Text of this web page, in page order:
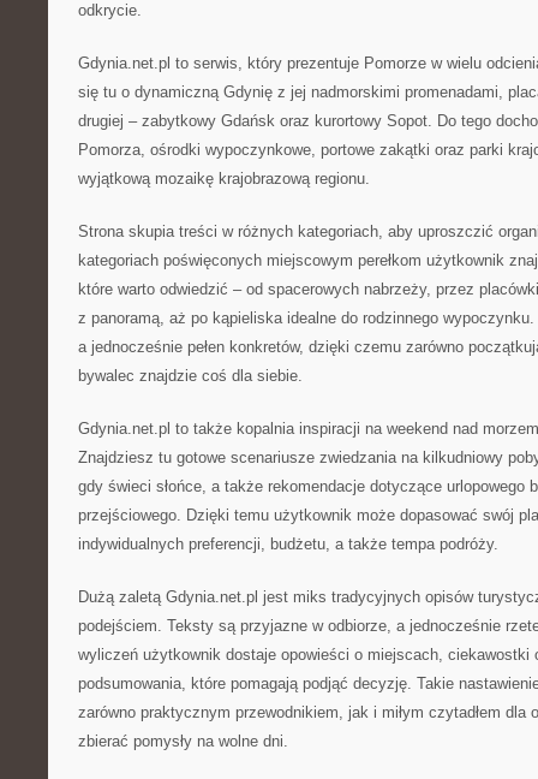
odkrycie.
Gdynia.net.pl to serwis, który prezentuje Pomorze w wielu
się tu o dynamiczną Gdynię z jej nadmorskimi promenadami,
drugiej – zabytkowy Gdańsk oraz kurortowy Sopot. Do tego
Pomorza, ośrodki wypoczynkowe, portowe zakątki oraz parki
wyjątkową mozaikę krajobrazową regionu.
Strona skupia treści w różnych kategoriach, aby uproszczić
kategoriach poświęconych miejscowym perełkom użytkownik
które warto odwiedzić – od spacerowych nabrzeży, przez
z panoramą, aż po kąpieliska idealne do rodzinnego
a jednocześnie pełen konkretów, dzięki czemu zarówno
bywalec znajdzie coś dla siebie.
Gdynia.net.pl to także kopalnia inspiracji na weekend nad
Znajdziesz tu gotowe scenariusze zwiedzania na kilkudniowy
gdy świeci słońce, a także rekomendacje dotyczące urlopowego
przejściowego. Dzięki temu użytkownik może dopasować swój
indywidualnych preferencji, budżetu, a także tempa podróży.
Dużą zaletą Gdynia.net.pl jest miks tradycyjnych opisów
podejściem. Teksty są przyjazne w odbiorze, a jednocześnie
wyliczeń użytkownik dostaje opowieści o miejscach, ciekawostki
podsumowania, które pomagają podjąć decyzję. Takie
zarówno praktycznym przewodnikiem, jak i miłym czytadłem dla
zbierać pomysły na wolne dni.